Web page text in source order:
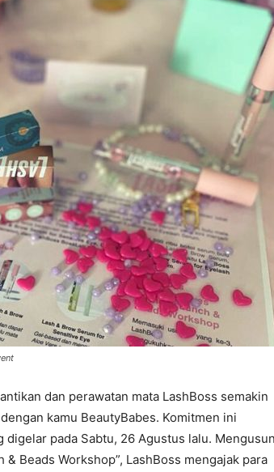
dan perawatan mata LashBoss semakin
kamu BeautyBabes. Komitmen ini
pada Sabtu, 26 Agustus lalu.
Beads Workshop”, LashBoss mengajak para